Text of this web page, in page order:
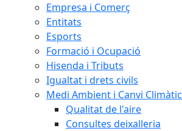
Empresa i Comerç
Entitats
Esports
Formació i Ocupació
Hisenda i Tributs
Igualtat i drets civils
Medi Ambient i Canvi Climàtic
Qualitat de l'aire
Consultes deixalleria